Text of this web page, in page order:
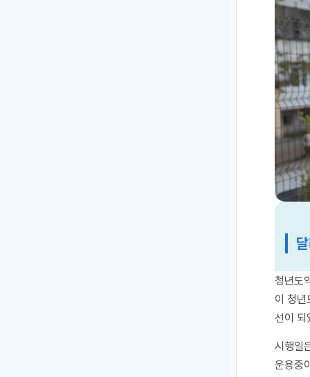
청년도
이 청
선이 되
시행일
운용중